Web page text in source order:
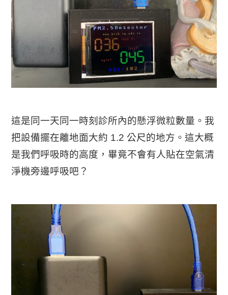
這是同一天同一時刻診所內的懸浮微粒數量。我
把設備擺在離地面大約 1.2 公尺的地方。這大概
是我們呼吸時的高度，畢竟不會有人貼在空氣清
淨機旁邊呼吸吧？